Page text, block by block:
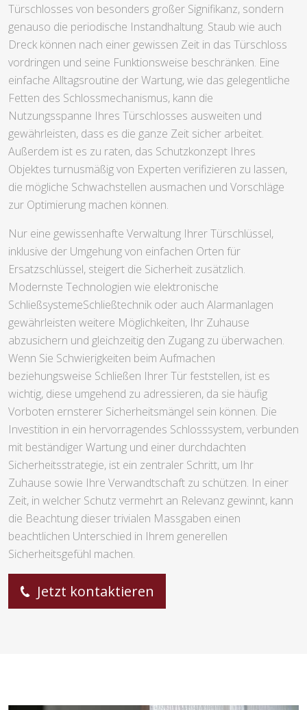
Türschlosses von besonders großer Signifikanz, sondern
genauso die periodische Instandhaltung. Staub wie auch
Dreck können nach einer gewissen Zeit in das Türschloss
vordringen und seine Funktionsweise beschränken. Eine
einfache Alltagsroutine der Wartung, wie das gelegentliche
Fetten des Schlossmechanismus, kann die
Nutzungsspanne Ihres Türschlosses ausweiten und
gewährleisten, dass es die ganze Zeit sicher arbeitet.
Außerdem ist es zu raten, das Schutzkonzept Ihres
Objektes turnusmäßig von Experten verifizieren zu lassen,
die mögliche Schwachstellen ausmachen und Vorschläge
zur Optimierung machen können.
Nur eine gewissenhafte Verwaltung Ihrer Türschlüssel,
inklusive der Umgehung von einfachen Orten für
Ersatzschlüssel, steigert die Sicherheit zusätzlich.
Modernste Technologien wie elektronische
SchließsystemeSchließtechnik oder auch Alarmanlagen
gewährleisten weitere Möglichkeiten, Ihr Zuhause
abzusichern und gleichzeitig den Zugang zu überwachen.
Wenn Sie Schwierigkeiten beim Aufmachen
beziehungsweise Schließen Ihrer Tür feststellen, ist es
wichtig, diese umgehend zu adressieren, da sie häufig
Vorboten ernsterer Sicherheitsmängel sein können. Die
Investition in ein hervorragendes Schlosssystem, verbunden
mit beständiger Wartung und einer durchdachten
Sicherheitsstrategie, ist ein zentraler Schritt, um Ihr
Zuhause sowie Ihre Verwandtschaft zu schützen. In einer
Zeit, in welcher Schutz vermehrt an Relevanz gewinnt, kann
die Beachtung dieser trivialen Massgaben einen
beachtlichen Unterschied in Ihrem generellen
Sicherheitsgefühl machen.
Jetzt kontaktieren